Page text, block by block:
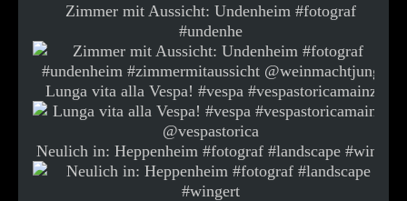
Zimmer mit Aussicht: Undenheim #fotograf
#undenhe
Lunga vita alla Vespa! #vespa #vespastoricamainz
Neulich in: Heppenheim #fotograf #landscape #wing